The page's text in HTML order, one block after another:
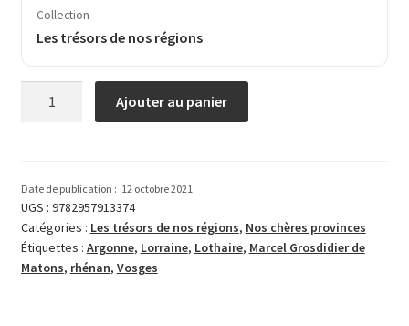
Collection
Les trésors de nos régions
De
l’Argonne
aux
Vosges
Ajouter au panier
Date de publication : 12 octobre 2021
UGS : 9782957913374
Catégories : Les trésors de nos régions, Nos chères provinces
Étiquettes : Argonne, Lorraine, Lothaire, Marcel Grosdidier de
Matons, rhénan, Vosges